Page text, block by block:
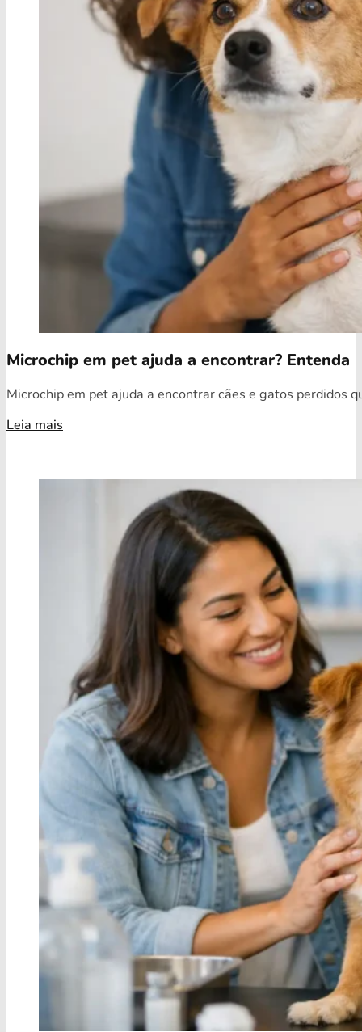
Microchip em pet ajuda a encontrar? Entenda
Microchip em pet ajuda a encontrar cães e gatos perdidos
Leia mais